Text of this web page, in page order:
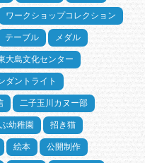
ワークショップコレクション
テーブル メダル
大島文化センター
ダントライト
二子玉川カヌー部
幼稚園 招き猫
絵本 公開制作